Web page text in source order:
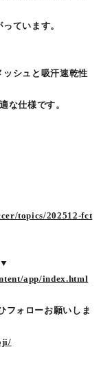
ています。
シュと吸汗速乾性
な仕様です。
topics/202512-fct
app/index.html
ォローお願いしま